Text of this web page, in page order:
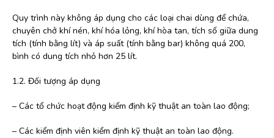
Quy trình này không áp dụng cho các loại chai dùng để chứa,
chuyên chở khí nén, khí hóa lỏng, khí hòa tan, tích số giữa dung
tích (tính bằng lít) và áp suất (tính bằng bar) không quá 200,
bình có dung tích nhỏ hơn 25 lít.
1.2. Đối tượng áp dụng
– Các tổ chức hoạt động kiểm định kỹ thuật an toàn lao động;
– Các kiểm định viên kiểm định kỹ thuật an toàn lao động.